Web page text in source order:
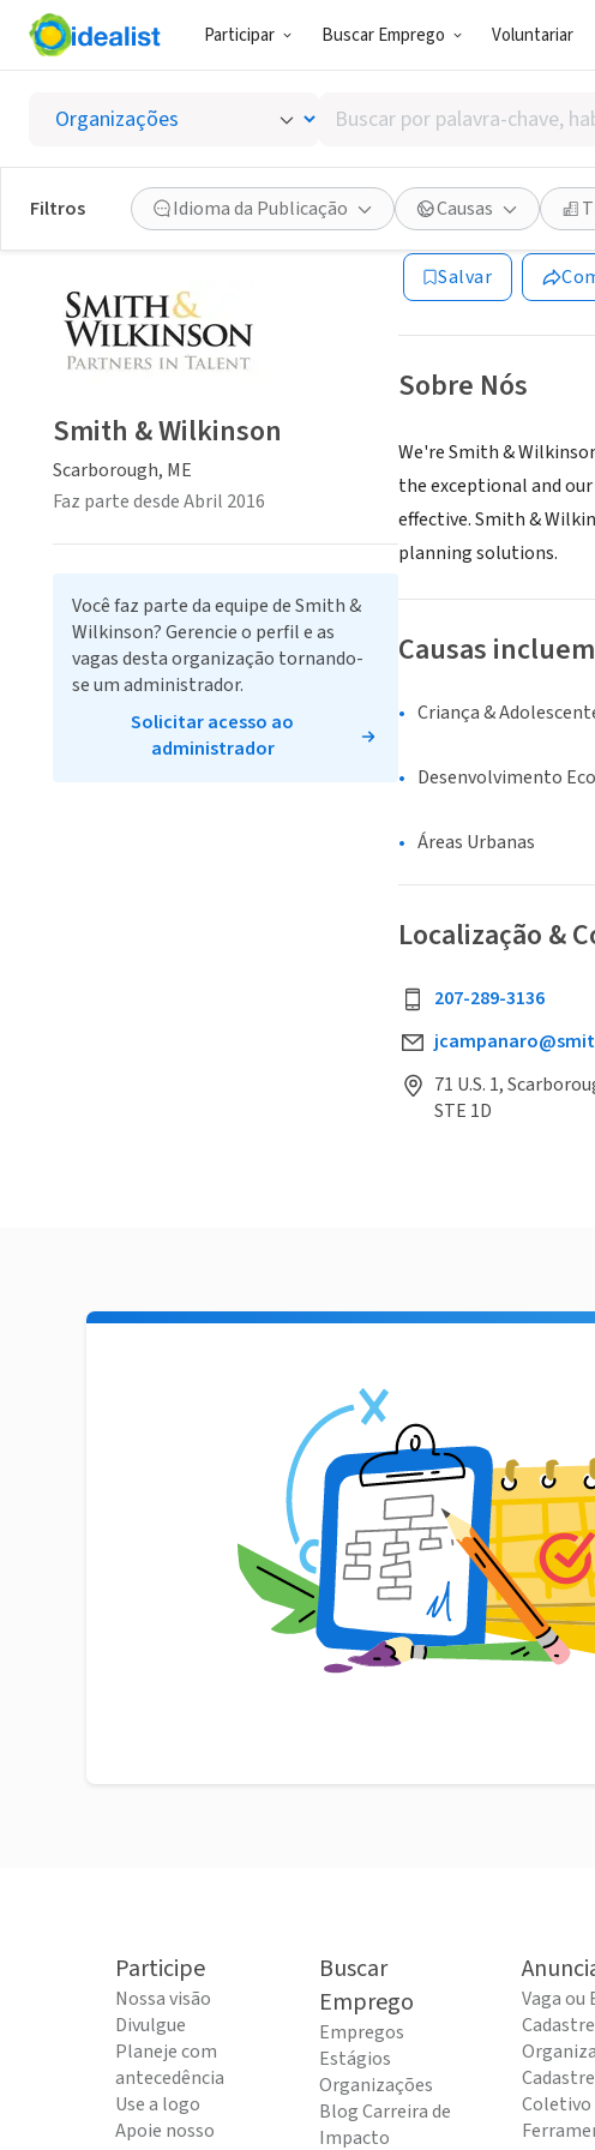
Participar Buscar Emprego Voluntariar
Buscar
por
palavra-
chave,
habilidades
ou
interesses
Filtros Idioma da Publicação Causas
Smith &
Scarborough, ME |
Salvar
Sobre Nós
We're Smith &
the exceptional and
effective. Smith &
planning solutions.
Causas
Criança &
Desenvolvimento
Áreas Urbanas
Localização &
207-289-3136
71 U.S. 1,
STE 1D
Smith & Wilkinson
Scarborough, ME
Faz parte desde Abril 2016
Você faz parte da equipe de Smith &
Wilkinson? Gerencie o perfil e as
vagas desta organização tornando-
se um administrador.
Solicitar acesso ao
administrador
Participe
Nossa visão
Divulgue
Planeje com
antecedência
Use a logo
Apoie nosso
Buscar
Emprego
Empregos
Estágios
Organizações
Blog Carreira de
Impacto
Vaga ou
Coletivo